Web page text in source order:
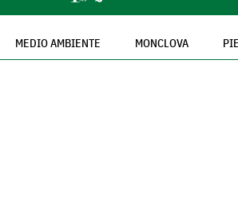
MEDIO AMBIENTE MONCLOVA